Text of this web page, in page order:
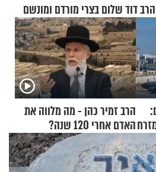
דוד שלום בצרי מורדם ומונשם
הרב זמיר כהן - מה מלווה את
האדם אחרי 120 שנה?